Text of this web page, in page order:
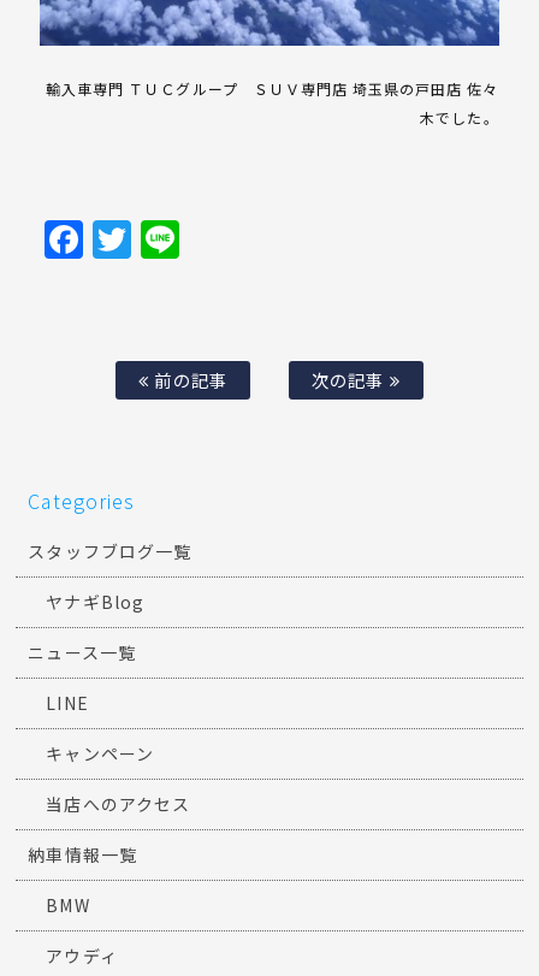
輸入車専門 ＴＵＣグループ ＳＵＶ専門店 埼玉県の戸田店 佐々
木でした。
Facebook
Twitter
前の記事 次の記事
Categories
スタッフブログ一覧
ヤナギBlog
ニュース一覧
LINE
キャンペーン
当店へのアクセス
納車情報一覧
BMW
アウディ